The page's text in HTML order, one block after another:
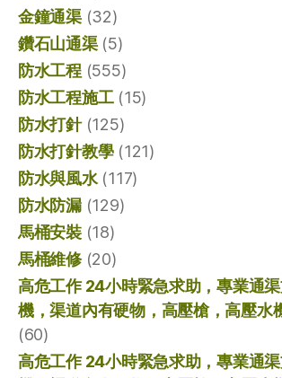
金鐘通渠(32)
鑽石山通渠(5)
防水工程(555)
防水工程施工(15)
防水打針(125)
防水打針教學(121)
防水與風水(117)
防水防漏(129)
馬桶安裝(18)
馬桶維修(20)
高危工作 24小時緊急求助，專業通
機，渠道內有硬物，高壓槍，高壓水
(60)
高危工作 24小時緊急求助，專業通